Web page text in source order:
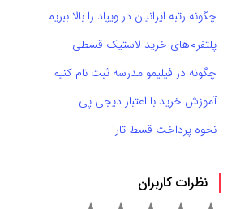
چگونه رتبه ایرانیان در ویپاد را بالا ببریم
پلتفرم‌های خرید لاستیک قسطی
چگونه در فیلیمو مدرسه ثبت نام کنیم
آموزش خرید با اعتبار دیجی پی
نحوه پرداخت قسط تارا
نظرات کاربران